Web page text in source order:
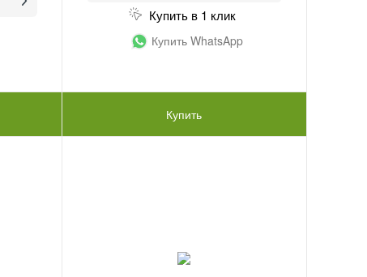
Купить в 1 клик
Купить WhatsApp
Купить